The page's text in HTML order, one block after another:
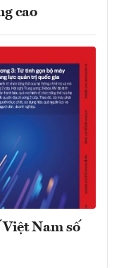
cao
Nam số